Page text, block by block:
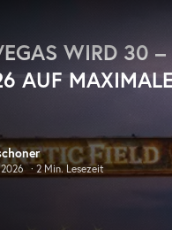
WIRD 30
AUF
· 2 Min. Lesezeit